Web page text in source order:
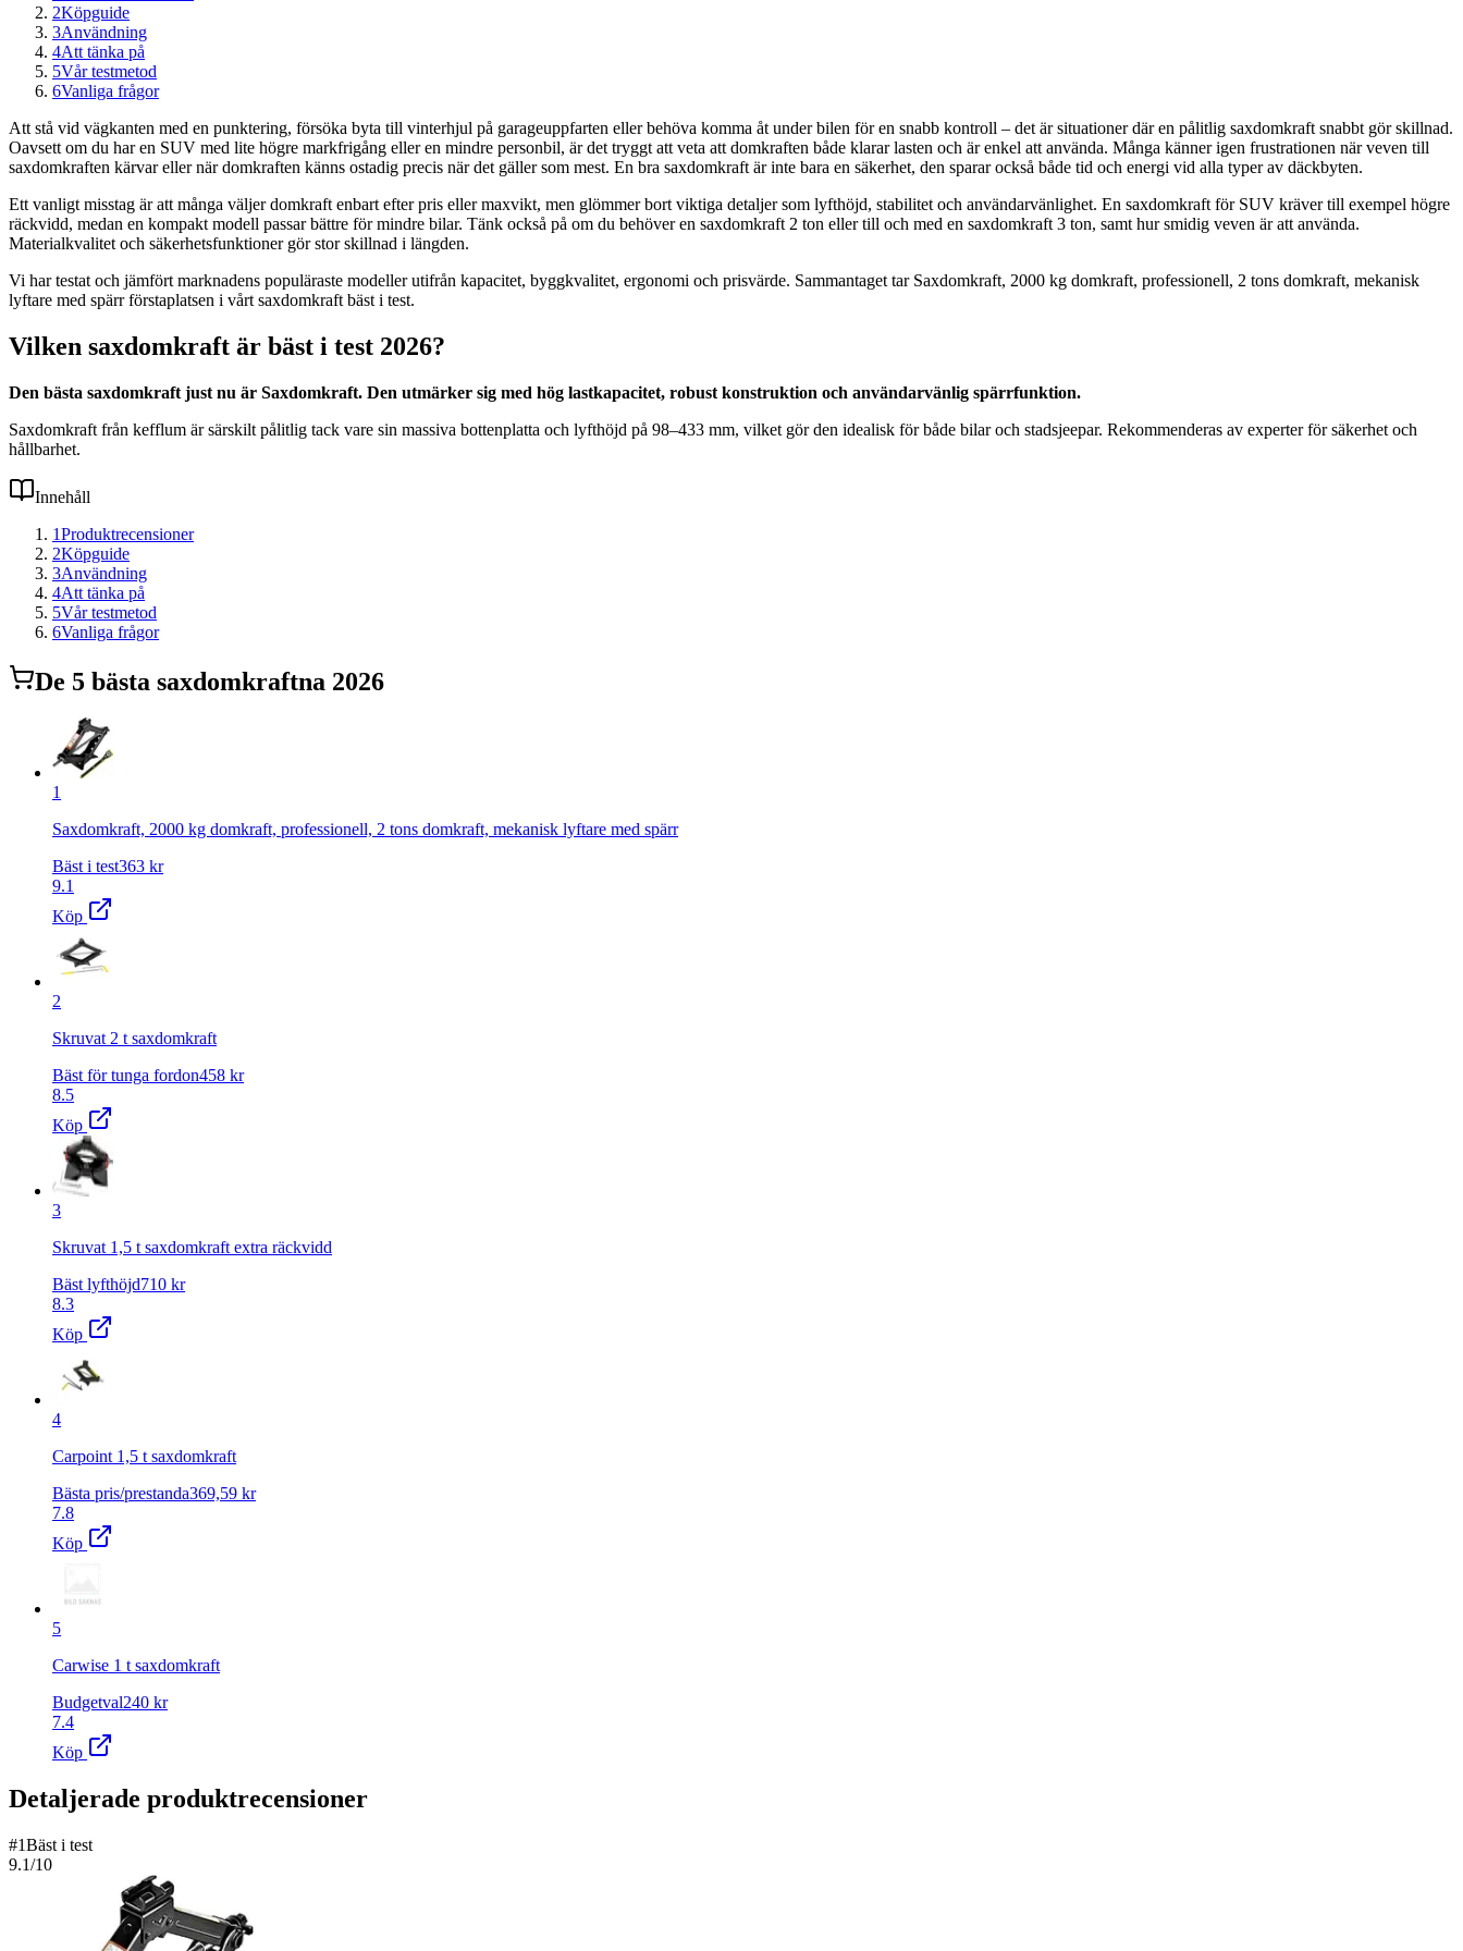
2Köpguide
3Användning
4Att tänka på
5Vår testmetod
6Vanliga frågor
Att stå vid vägkanten med en punktering, försöka byta till vinterhjul på garageuppfarten eller behöva komma åt under bilen för en snabb kontroll – det är situationer där en pålitlig saxdomkraft snabbt gör skillnad.
Oavsett om du har en SUV med lite högre markfrigång eller en mindre personbil, är det tryggt att veta att domkraften både klarar lasten och är enkel att använda. Många känner igen frustrationen när veven till
saxdomkraften kärvar eller när domkraften känns ostadig precis när det gäller som mest. En bra saxdomkraft är inte bara en säkerhet, den sparar också både tid och energi vid alla typer av däckbyten.
Ett vanligt misstag är att många väljer domkraft enbart efter pris eller maxvikt, men glömmer bort viktiga detaljer som lyfthöjd, stabilitet och användarvänlighet. En saxdomkraft för SUV kräver till exempel högre
räckvidd, medan en kompakt modell passar bättre för mindre bilar. Tänk också på om du behöver en saxdomkraft 2 ton eller till och med en saxdomkraft 3 ton, samt hur smidig veven är att använda.
Materialkvalitet och säkerhetsfunktioner gör stor skillnad i längden.
Vi har testat och jämfört marknadens populäraste modeller utifrån kapacitet, byggkvalitet, ergonomi och prisvärde. Sammantaget tar Saxdomkraft, 2000 kg domkraft, professionell, 2 tons domkraft, mekanisk
lyftare med spärr förstaplatsen i vårt saxdomkraft bäst i test.
Vilken saxdomkraft är bäst i test 2026?
Den bästa saxdomkraft just nu är Saxdomkraft. Den utmärker sig med hög lastkapacitet, robust konstruktion och användarvänlig spärrfunktion.
Saxdomkraft från kefflum är särskilt pålitlig tack vare sin massiva bottenplatta och lyfthöjd på 98–433 mm, vilket gör den idealisk för både bilar och stadsjeepar. Rekommenderas av experter för säkerhet och
hållbarhet.
Innehåll
1Produktrecensioner
2Köpguide
3Användning
4Att tänka på
5Vår testmetod
6Vanliga frågor
De 5 bästa saxdomkraftna 2026
1
Saxdomkraft, 2000 kg domkraft, professionell, 2 tons domkraft, mekanisk lyftare med spärr
Bäst i test363 kr
9.1
Köp
2
Skruvat 2 t saxdomkraft
Bäst för tunga fordon458 kr
8.5
Köp
3
Skruvat 1,5 t saxdomkraft extra räckvidd
Bäst lyfthöjd710 kr
8.3
Köp
4
Carpoint 1,5 t saxdomkraft
Bästa pris/prestanda369,59 kr
7.8
Köp
5
Carwise 1 t saxdomkraft
Budgetval240 kr
7.4
Köp
Detaljerade produktrecensioner
#1Bäst i test
9.1/10